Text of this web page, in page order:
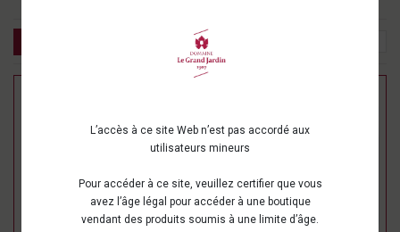
L’accès à ce site Web n’est pas accordé aux
utilisateurs mineurs
Pour accéder à ce site, veuillez certifier que vous
avez l’âge légal pour accéder à une boutique
vendant des produits soumis à une limite d’âge.